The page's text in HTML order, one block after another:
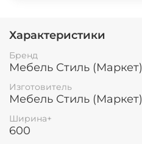
Характеристики
Бренд
Мебель Стиль (Маркет)
Изготовитель
Мебель Стиль (Маркет)
Ширина+
600